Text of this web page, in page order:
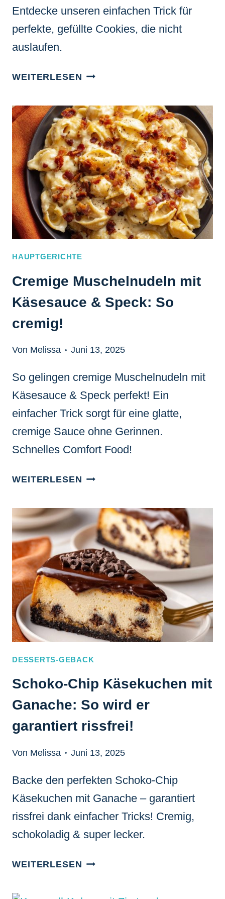
Entdecke unseren einfachen Trick für
perfekte, gefüllte Cookies, die nicht
auslaufen.
WEITERLESEN ERDNUSSBUTTER-
DAS
GEHEIMNIS
FÜR
EINEN
GOOEY
KERN
HAUPTGERICHTE
Cremige Muschelnudeln mit
Käsesauce & Speck: So
cremig!
Von Melissa Juni 13, 2025
So gelingen cremige Muschelnudeln mit
Käsesauce & Speck perfekt! Ein
einfacher Trick sorgt für eine glatte,
cremige Sauce ohne Gerinnen.
Schnelles Comfort Food!
WEITERLESEN CREMIGE
MIT
KÄSESAUCE
&
SPECK:
SO
CREMIG!
DESSERTS-GEBACK
Schoko-Chip Käsekuchen mit
Ganache: So wird er
garantiert rissfrei!
Von Melissa Juni 13, 2025
Backe den perfekten Schoko-Chip
Käsekuchen mit Ganache – garantiert
rissfrei dank einfacher Tricks! Cremig,
schokoladig & super lecker.
WEITERLESEN SCHOKO-